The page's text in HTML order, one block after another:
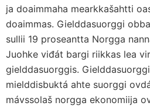
ja doaimmaha mearkkašahtti
doaimmas. Gielddasuorggi
sullii 19 proseantta Norgga
Juohke viđát bargi riikkas lea
gielddasuorggis.
mielddisbuktá ahte suorggi
mávssolaš norgga ekonomiija